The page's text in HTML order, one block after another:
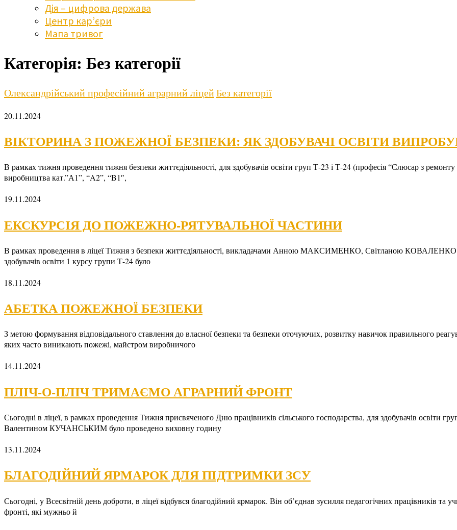
Дія – цифрова держава
Центр кар’єри
Мапа тривог
Категорія: Без категорії
Олександрійський професійний аграрний ліцейБез категорії
20.11.2024
ВІКТОРИНА З ПОЖЕЖНОЇ БЕЗПЕКИ: ЯК ЗДОБУВАЧІ ОСВІТИ
В рамках тижня проведення тижня безпеки життєдіяльності, для здобувачів освіти груп Т-23 і Т-24 (професія “Слюсар з
виробництва кат.”А1”, “A2”, “B1″,
19.11.2024
ЕКСКУРСІЯ ДО ПОЖЕЖНО-РЯТУВАЛЬНОЇ ЧАСТИНИ
В рамках проведення в ліцеї Тижня з безпеки життєдіяльності, викладачами Анною МАКСИМЕНКО, Світланою
здобувачів освіти 1 курсу групи Т-24 було
18.11.2024
АБЕТКА ПОЖЕЖНОЇ БЕЗПЕКИ
З метою формування відповідального ставлення до власної безпеки та безпеки оточуючих, розвитку навичок правильного
яких часто виникають пожежі, майстром виробничого
14.11.2024
ПЛІЧ-О-ПЛІЧ ТРИМАЄМО АГРАРНИЙ ФРОНТ
Сьогодні в ліцеї, в рамках проведення Тижня присвяченого Дню працівників сільського господарства, для здобувачів
Валентином КУЧАНСЬКИМ було проведено виховну годину
13.11.2024
БЛАГОДІЙНИЙ ЯРМАРОК ДЛЯ ПІДТРИМКИ ЗСУ
Сьогодні, у Всесвітній день доброти, в ліцеї відбувся благодійний ярмарок. Він об’єднав зусилля педагогічних працівників та
фронті, які мужньо й